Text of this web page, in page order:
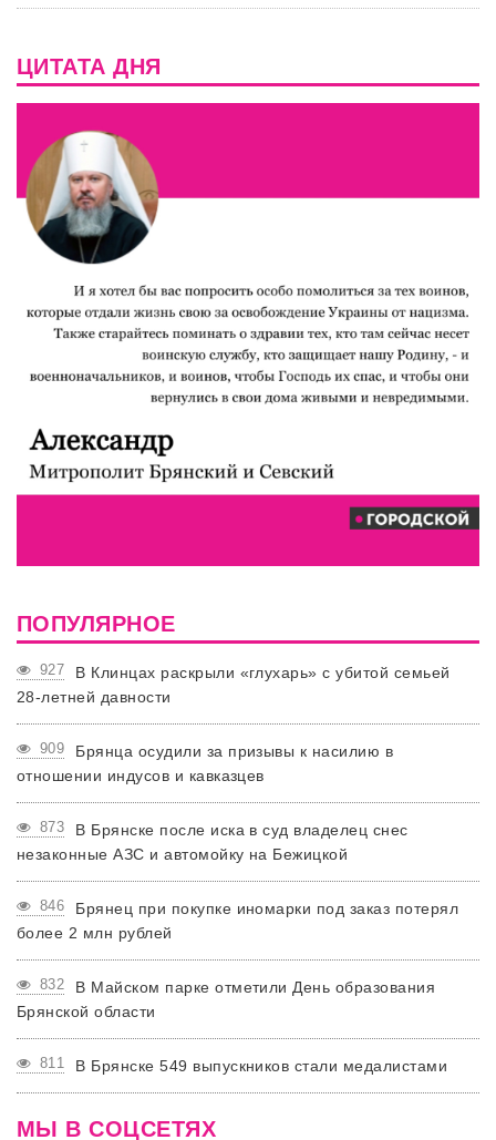
ЦИТАТА ДНЯ
ПОПУЛЯРНОЕ
927
В Клинцах раскрыли «глухарь» с убитой семьей
28-летней давности
909
Брянца осудили за призывы к насилию в
отношении индусов и кавказцев
873
В Брянске после иска в суд владелец снес
незаконные АЗС и автомойку на Бежицкой
846
Брянец при покупке иномарки под заказ потерял
более 2 млн рублей
832
В Майском парке отметили День образования
Брянской области
811 В Брянске 549 выпускников стали медалистами
МЫ В СОЦСЕТЯХ